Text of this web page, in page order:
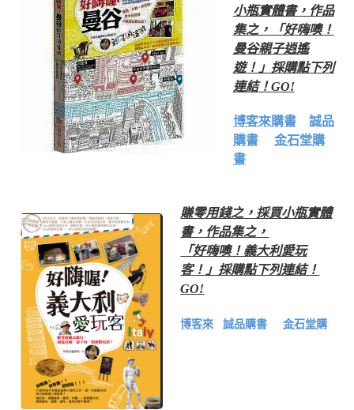
小瓶實體書，作品
集之，
「好嗨噢！
曼谷親子逍遙
遊！」採購點下列
連結！GO!
博客來購書
誠品
購書
金石堂購
書
賺零用錢之，採買小瓶實體
書，作品集之，
「好嗨噢！義大利愛玩
客！」採購點下列連結！
GO!
博客來 誠品購書 金石堂購